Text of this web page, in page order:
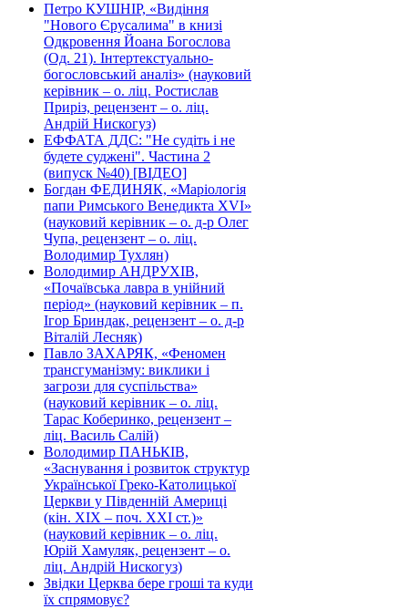
Петро КУШНІР, «Видіння
"Нового Єрусалима" в книзі
Одкровення Йоана Богослова
(Од. 21). Інтертекстуально-
богословський аналіз» (науковий
керівник – о. ліц. Ростислав
Приріз, рецензент – о. ліц.
Андрій Нискогуз)
ЕФФАТА ДДС: "Не судіть і не
будете суджені". Частина 2
(випуск №40) [ВІДЕО]
Богдан ФЕДИНЯК, «Маріологія
папи Римського Венедикта XVI»
(науковий керівник – о. д-р Олег
Чупа, рецензент – о. ліц.
Володимир Тухлян)
Володимир АНДРУХІВ,
«Почаївська лавра в унійний
період» (науковий керівник – п.
Ігор Бриндак, рецензент – о. д-р
Віталій Лесняк)
Павло ЗАХАРЯК, «Феномен
трансгуманізму: виклики і
загрози для суспільства»
(науковий керівник – о. ліц.
Тарас Коберинко, рецензент –
ліц. Василь Салій)
Володимир ПАНЬКІВ,
«Заснування і розвиток структур
Української Греко-Католицької
Церкви у Південній Америці
(кін. ХІХ – поч. ХХІ ст.)»
(науковий керівник – о. ліц.
Юрій Хамуляк, рецензент – о.
ліц. Андрій Нискогуз)
Звідки Церква бере гроші та куди
їх спрямовує?